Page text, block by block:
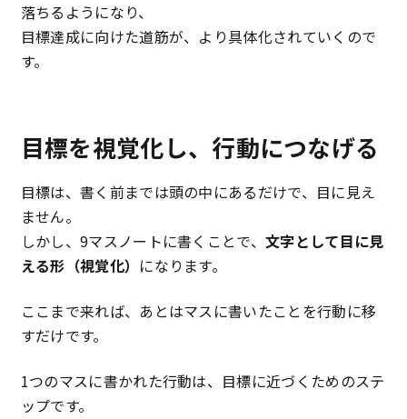
落ちるようになり、
目標達成に向けた道筋が、より具体化されていくので
す。
目標を視覚化し、行動につなげる
目標は、書く前までは頭の中にあるだけで、目に見え
ません。
しかし、9マスノートに書くことで、文字として目に見
える形（視覚化） になります。
ここまで来れば、あとはマスに書いたことを行動に移
すだけです。
1つのマスに書かれた行動は、目標に近づくためのステ
ップです。